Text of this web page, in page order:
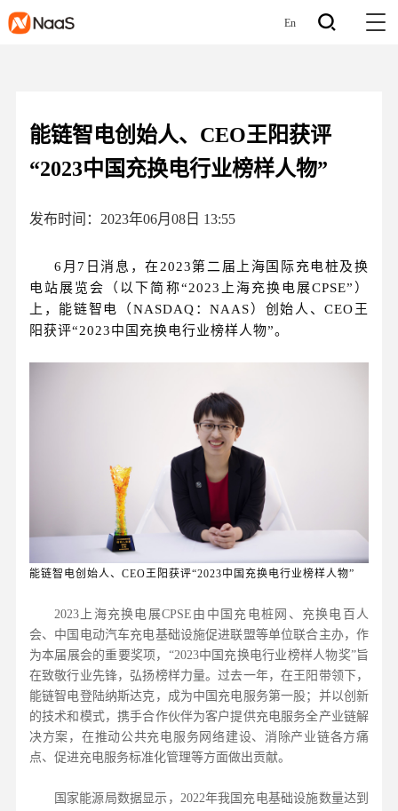
En
能链智电创始人、CEO王阳获评
“2023中国充换电行业榜样人物”
发布时间：2023年06月08日 13:55
6月7日消息，在2023第二届上海国际充电桩及换
电站展览会（以下简称“2023上海充换电展CPSE”）
上，能链智电（NASDAQ：NAAS）创始人、CEO王
阳获评“2023中国充换电行业榜样人物”。
能链智电创始人、CEO王阳获评“2023中国充换电行业榜样人物”
2023上海充换电展CPSE由中国充电桩网、充换电百人
会、中国电动汽车充电基础设施促进联盟等单位联合主办，作
为本届展会的重要奖项，“2023中国充换电行业榜样人物奖”旨
在致敬行业先锋，弘扬榜样力量。过去一年，在王阳带领下，
能链智电登陆纳斯达克，成为中国充电服务第一股；并以创新
的技术和模式，携手合作伙伴为客户提供充电服务全产业链解
决方案，在推动公共充电服务网络建设、消除产业链各方痛
点、促进充电服务标准化管理等方面做出贡献。
国家能源局数据显示，2022年我国充电基础设施数量达到